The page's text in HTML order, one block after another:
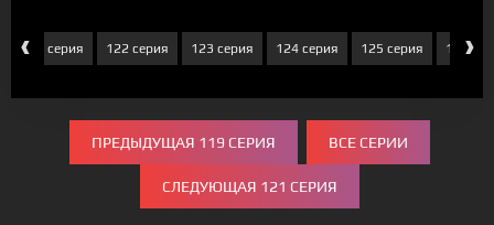
‹
121 серия 122 серия 123 серия 124 серия 125 серия 126›
ПРЕДЫДУЩАЯ 119 СЕРИЯ ВСЕ СЕРИИ
СЛЕДУЮЩАЯ 121 СЕРИЯ